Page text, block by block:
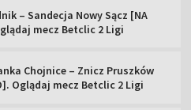
– Sandecja Nowy Sącz [NA
mecz Betclic 2 Ligi
Chojnice – Znicz Pruszków
Oglądaj mecz Betclic 2 Ligi